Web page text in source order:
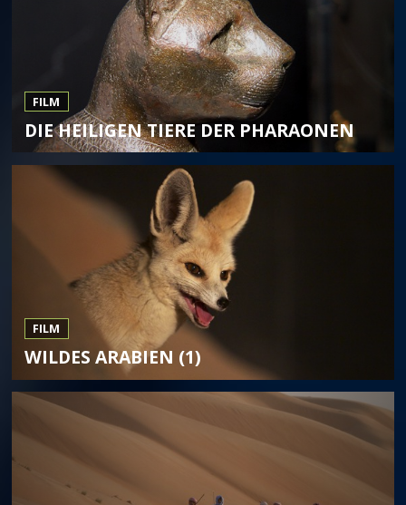
FILM
DIE HEILIGEN TIERE DER PHARAONEN
FILM
WILDES ARABIEN (1)